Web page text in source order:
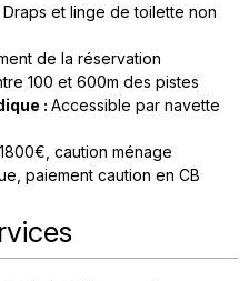
Draps et linge de toilette non
de la réservation
100 et 600m des pistes
: Accessible par navette
1800€ caution ménage
paiement caution en CB